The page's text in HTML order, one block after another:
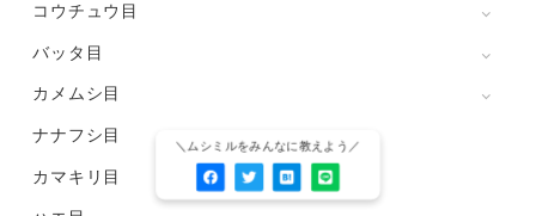
コウチュウ目
バッタ目
カメムシ目
ナナフシ目
カマキリ目